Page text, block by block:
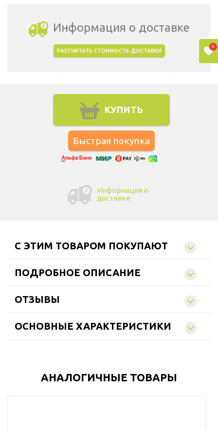
Информация о доставке
РАССЧИТАТЬ СТОИМОСТЬ ДОСТАВКИ
КУПИТЬ
Информация о
доставке
C ЭТИМ ТОВАРОМ ПОКУПАЮТ
ПОДРОБНОЕ ОПИСАНИЕ
ОТЗЫВЫ
ОСНОВНЫЕ ХАРАКТЕРИСТИКИ
АНАЛОГИЧНЫЕ ТОВАРЫ
0